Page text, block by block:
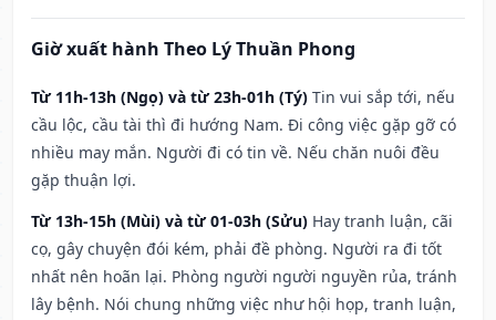
Giờ xuất hành Theo Lý Thuần Phong
Từ 11h-13h (Ngọ) và từ 23h-01h (Tý) Tin vui sắp tới, nếu
cầu lộc, cầu tài thì đi hướng Nam. Đi công việc gặp gỡ có
nhiều may mắn. Người đi có tin về. Nếu chăn nuôi đều
gặp thuận lợi.
Từ 13h-15h (Mùi) và từ 01-03h (Sửu) Hay tranh luận, cãi
cọ, gây chuyện đói kém, phải đề phòng. Người ra đi tốt
nhất nên hoãn lại. Phòng người người nguyền rủa, tránh
lây bệnh. Nói chung những việc như hội họp, tranh luận,